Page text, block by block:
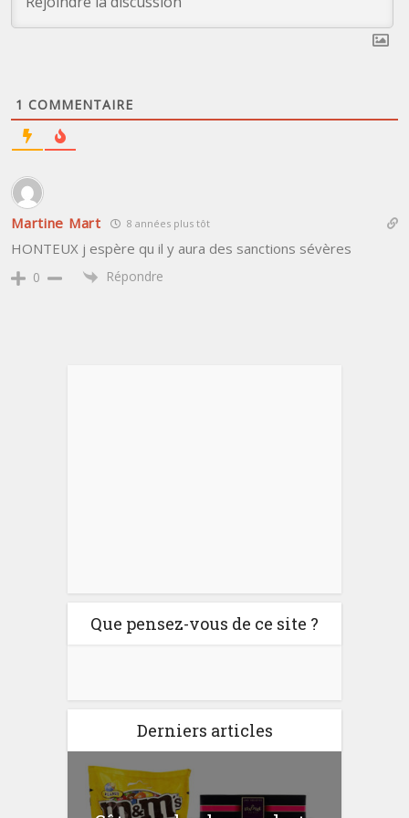
1 COMMENTAIRE
Martine Mart 8 années plus tôt
HONTEUX j espère qu il y aura des sanctions sévères
0 Répondre
Que pensez-vous de ce site ?
Derniers articles